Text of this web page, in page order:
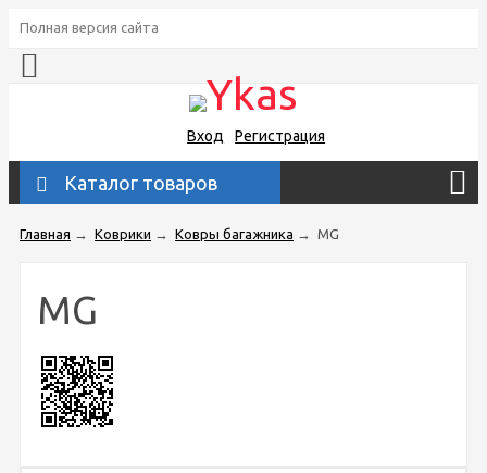
Полная версия сайта
Вход Регистрация
Каталог товаров
Главная → Коврики → Ковры багажника → MG
MG